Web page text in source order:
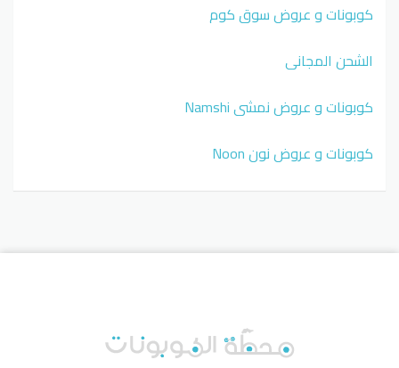
كوبونات و عروض سوق كوم
الشحن المجاني
كوبونات و عروض نمشي Namshi
كوبونات و عروض نون Noon